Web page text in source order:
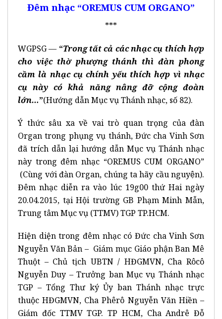
Đêm nhạc “OREMUS CUM ORGANO”
***
WGPSG — “Trong tất cả các nhạc cụ thích hợp
cho việc thờ phượng thánh thì đàn phong
cầm là nhạc cụ chính yếu thích hợp vì nhạc
cụ này có khả năng nâng đỡ cộng đoàn
lớn…”(Hướng dẫn Mục vụ Thánh nhạc, số 82).
Ý thức sâu xa về vai trò quan trọng của đàn
Organ trong phụng vụ thánh, Đức cha Vinh Sơn
đã trích dẫn lại hướng dẫn Mục vụ Thánh nhạc
này trong đêm nhạc “OREMUS CUM ORGANO”
(Cùng với đàn Organ, chúng ta hãy cầu nguyện).
Đêm nhạc diễn ra vào lúc 19g00 thứ Hai ngày
20.04.2015, tại Hội trường GB Phạm Minh Mẫn,
Trung tâm Mục vụ (TTMV) TGP TP.HCM.
Hiện diện trong đêm nhạc có Đức cha Vinh Sơn
Nguyễn Văn Bản – Giám mục Giáo phận Ban Mê
Thuột – Chủ tịch UBTN / HĐGMVN, Cha Rôcô
Nguyễn Duy – Trưởng ban Mục vụ Thánh nhạc
TGP – Tổng Thư ký Ủy ban Thánh nhạc trực
thuộc HĐGMVN, Cha Phêrô Nguyễn Văn Hiền –
Giám đốc TTMV TGP. TP HCM, Cha Andrê Đỗ